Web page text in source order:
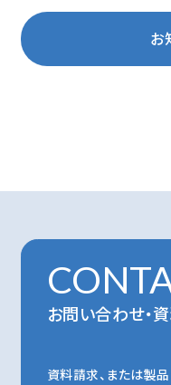
お
お問い合わせ・
資料請求、または製